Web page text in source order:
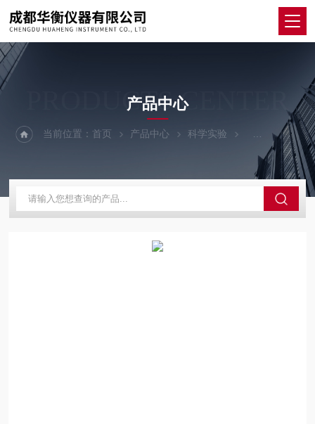
PRODUCTS CENTER
产品中心
当前位置：首页 产品中心 科学实验 其他仪器设备